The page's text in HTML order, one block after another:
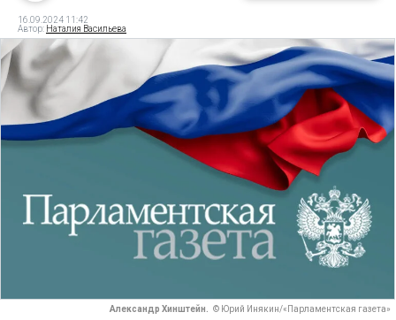
16.09.2024 11:42
Автор: Наталия Васильева
Александр Хинштейн. © Юрий Инякин/«Парламентская газета»